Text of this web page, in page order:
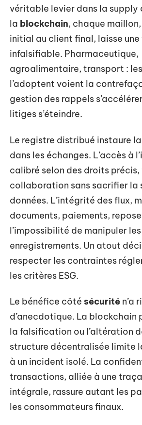
véritable levier dans la supply
la blockchain, chaque
initial au client final, laisse
infalsifiable. Pharmaceutique,
agroalimentaire, transport :
l’adoptent voient la
gestion des rappels
litiges s’éteindre.
Le registre distribué instaure la
dans les échanges. L’accès à
calibré selon des droits
collaboration sans sacrifier la
données. L’intégrité des flux,
documents, paiements,
l’impossibilité de manipuler les
enregistrements. Un atout
respecter les contraintes
les critères ESG.
Le bénéfice côté sécurité n’a
d’anecdotique. La blockchain
la falsification ou l’altération
structure décentralisée limite
à un incident isolé. La
transactions, alliée à une
intégrale, rassure autant les
les consommateurs finaux.